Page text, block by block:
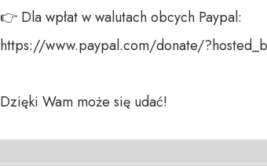
👉 Dla wpłat w walutach obcych Paypal:
https://www.paypal.com/donate/
Dzięki Wam może się udać!